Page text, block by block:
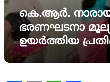
കെ.ആർ.
ഭരണഘടനാ
ഉയർത്തിയ